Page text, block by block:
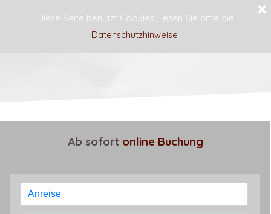
Diese Seite benutzt Cookies , lesen Sie bitte die
Datenschutzhinweise.
Ab sofort online Buchung